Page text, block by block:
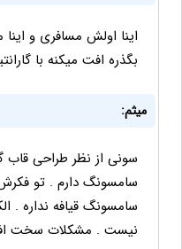
اینا اولش مسافری و
بگذره افت میکنه با
میثم:
سونی از نظر طراحی قاب
سامسونگ دارم . تو
سامسونگ قیافه نداره .
نیست . مشکلات سخت